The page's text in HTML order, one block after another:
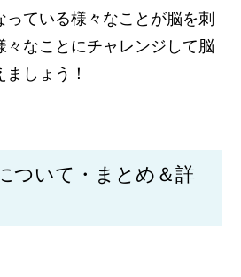
っている様々なことが脳を刺
々なことにチャレンジして脳
しょう！
ついて・まとめ＆詳